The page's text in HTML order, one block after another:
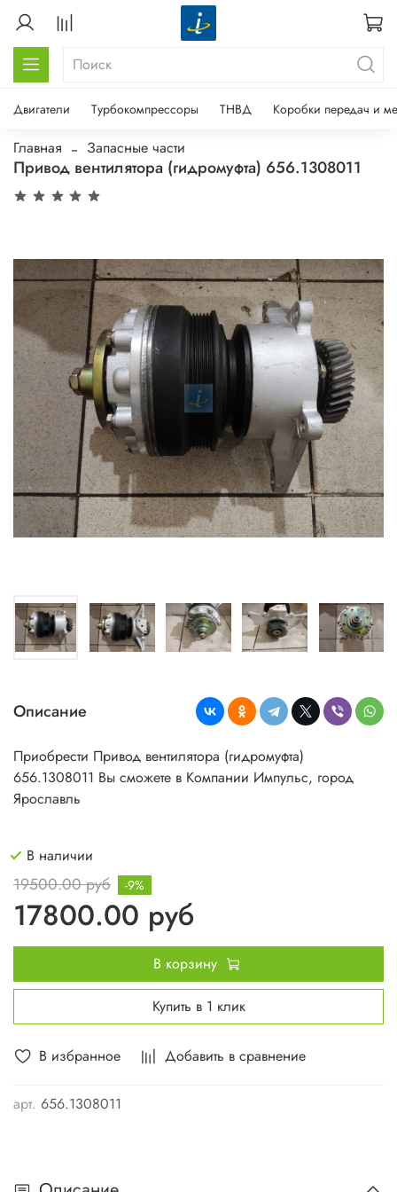
Двигатели Турбокомпрессоры ТНВД Коробки передач и
Главная Запасные части
Привод вентилятора (гидромуфта) 656.1308011
В избранное Добавить в сравнение
арт. 656.1308011
Описание
Приобрести Привод вентилятора (гидромуфта)
656.1308011 Вы сможете в Компании Импульс, город
Ярославль
В наличии
19500.00 руб
17800.00 руб
-9%
В корзину
Купить в 1 клик